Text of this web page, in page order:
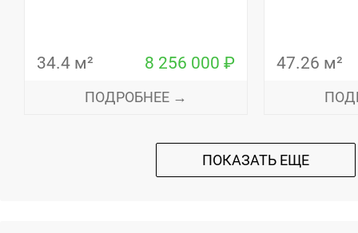
34.4 м² 8 256 000 ₽
ПОДРОБНЕЕ →
47.26 м²
ПОКАЗАТЬ ЕЩЕ